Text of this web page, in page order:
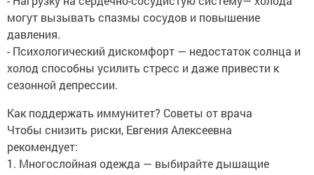
могут вызывать спазмы сосудов и повышение
давления.
- Психологический дискомфорт — недостаток солнца и
холод способны усилить стресс и даже привести к
сезонной депрессии.
Как поддержать иммунитет? Советы от врача
Чтобы снизить риски, Евгения Алексеевна
рекомендует:
1. Многослойная одежда — выбирайте дышащие